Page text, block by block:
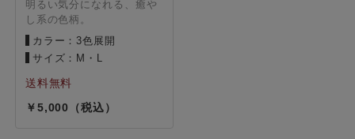
明るい気分になれる、癒や
し系の色柄。
カラー：3色展開
サイズ：M・L
5,000